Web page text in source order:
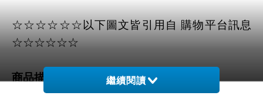
☆☆☆☆☆☆以下圖文皆引用自 購物平台訊息
☆☆☆☆☆☆
商品描述 繼續閱讀